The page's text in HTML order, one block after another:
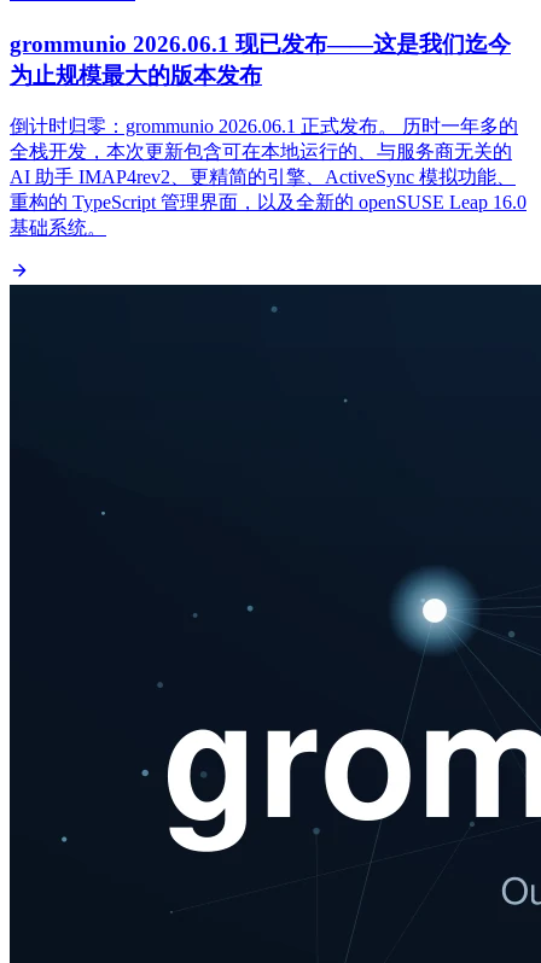
grommunio 2026.06.1 现已发布——这是我们迄今
为止规模最大的版本发布
倒计时归零：grommunio 2026.06.1 正式发布。 历时一年多的
全栈开发，本次更新包含可在本地运行的、与服务商无关的
AI 助手 IMAP4rev2、更精简的引擎、ActiveSync 模拟功能、
重构的 TypeScript 管理界面，以及全新的 openSUSE Leap 16.0
基础系统。